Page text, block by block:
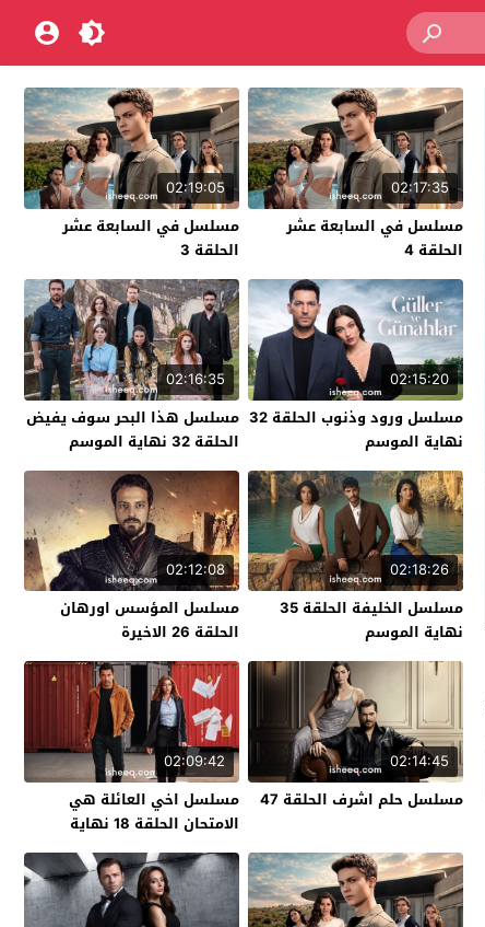
02:17:35
مسلسل في السابعة عشر
الحلقة 4
02:19:05
مسلسل في السابعة عشر
الحلقة 3
02:15:20
مسلسل ورود وذنوب الحلقة 32
نهاية الموسم
02:16:35
مسلسل هذا البحر سوف يفيض
الحلقة 32 نهاية الموسم
02:18:26
مسلسل الخليفة الحلقة 35
نهاية الموسم
02:12:08
مسلسل المؤسس اورهان
الحلقة 26 الاخيرة
02:14:45
مسلسل حلم اشرف الحلقة 47
02:09:42
مسلسل اخي العائلة هي
الامتحان الحلقة 18 نهاية
الموسم